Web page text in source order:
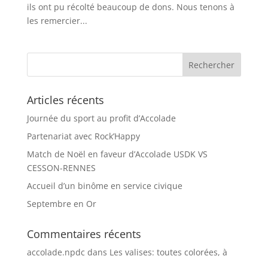
ils ont pu récolté beaucoup de dons. Nous tenons à
les remercier...
Articles récents
Journée du sport au profit d’Accolade
Partenariat avec Rock’Happy
Match de Noël en faveur d’Accolade USDK VS
CESSON-RENNES
Accueil d’un binôme en service civique
Septembre en Or
Commentaires récents
accolade.npdc dans Les valises: toutes colorées, à